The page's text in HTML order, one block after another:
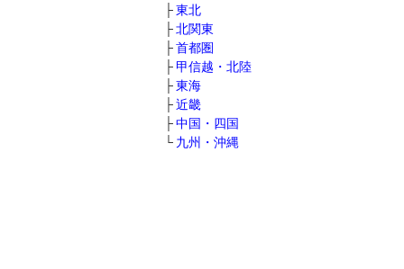
東北
北関東
首都圏
甲信越・北陸
東海
近畿
中国・四国
九州・沖縄